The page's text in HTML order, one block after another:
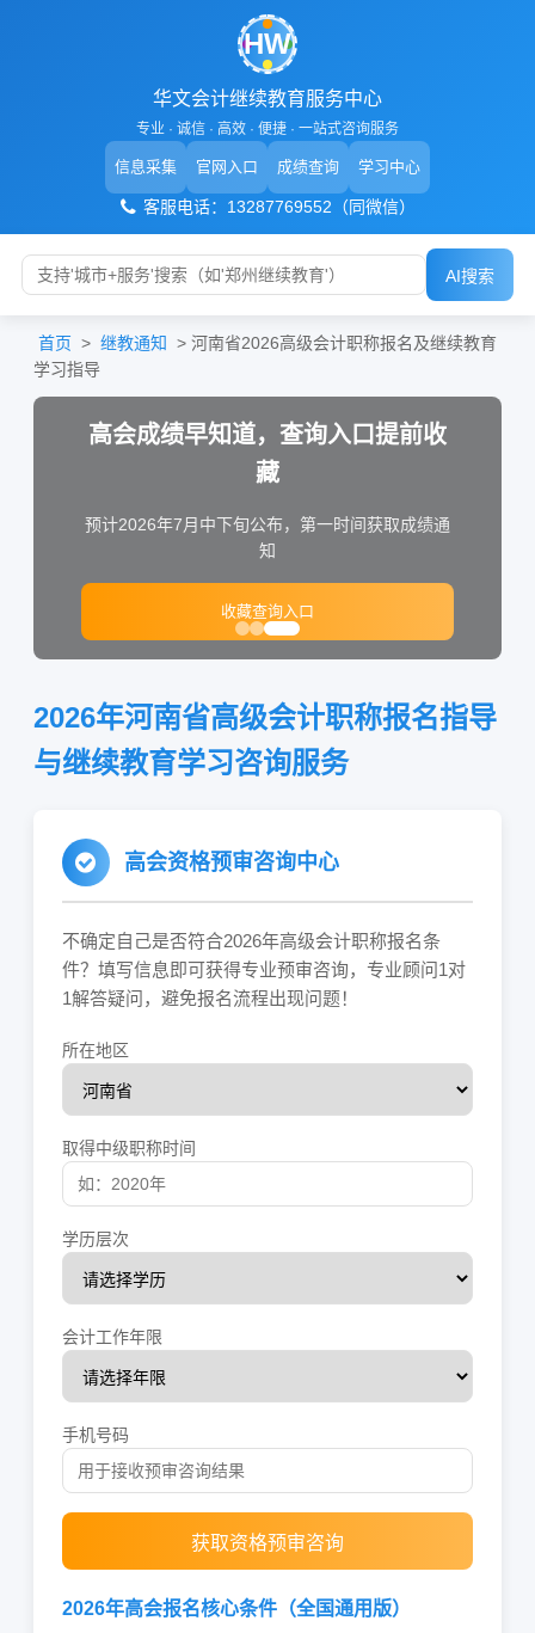
HW
华文会计继续教育服务中心
专业 · 诚信 · 高效 · 便捷 · 一站式咨询服务
信息采集 官网入口 成绩查询 学习中心
客服电话：13287769552（同微信）
AI搜索
首页 > 继教通知 > 河南省2026高级会计职称报名及继续教育
学习指导
高会成绩早知道，查询入口提前收
藏
预计2026年7月中下旬公布，第一时间获取成绩通
知
收藏查询入口
2026年河南省高级会计职称报名指导
与继续教育学习咨询服务
高会资格预审咨询中心
不确定自己是否符合2026年高级会计职称报名条
件？填写信息即可获得专业预审咨询，专业顾问1对
1解答疑问，避免报名流程出现问题！
所在地区
取得中级职称时间
学历层次
会计工作年限
手机号码
获取资格预审咨询
2026年高会报名核心条件（全国通用版）